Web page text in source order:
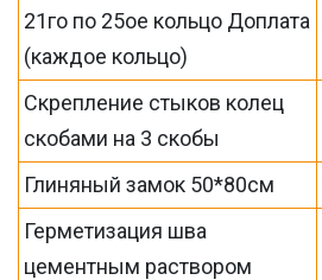
21го по 25ое кольцо Доплата
(каждое кольцо)
Скрепление стыков колец
скобами на 3 скобы
Глиняный замок 50*80см
Герметизация шва
цементным раствором